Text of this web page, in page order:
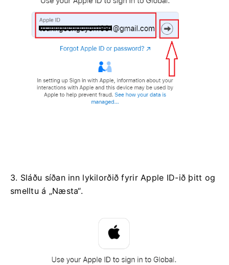
3. Sláðu síðan inn lykilorðið fyrir Apple ID-ið þitt og
smelltu á „Næsta“.